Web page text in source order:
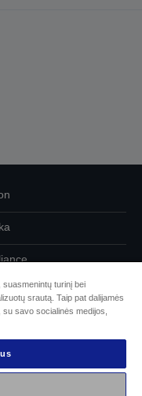
duomenų
turinį bei
srautą. Taip pat dalijamės
savo socialinės medijos,